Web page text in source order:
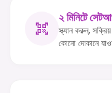
২ মিনিটে
স্ক্যান করুন,
কোনো দোকানে